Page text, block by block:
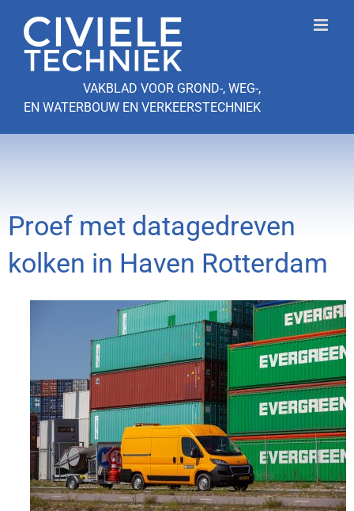
naar
inhoud
VAKBLAD VOOR GROND-, WEG-,
EN WATERBOUW EN VERKEERSTECHNIEK
Proef met datagedreven
kolken in Haven Rotterdam